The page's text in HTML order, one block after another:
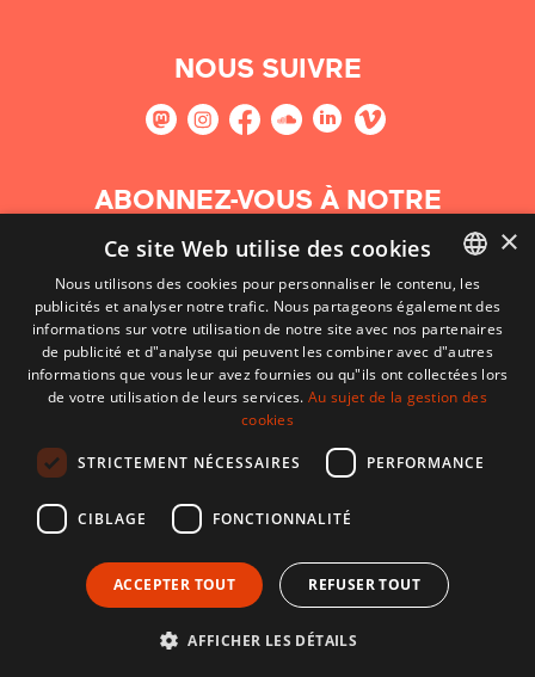
NOUS SUIVRE
ABONNEZ-VOUS À NOTRE
NEWSLETTER
S'abonner
CONDITIONS D'UTILISATION
Développé par CodeSyntax. CMS :
BASQUE
FRENCH
×
Ce site Web utilise des cookies
Nous utilisons des cookies pour personnaliser le contenu, les
publicités et analyser notre trafic. Nous partageons également des
informations sur votre utilisation de notre site avec nos partenaires
de publicité et d"analyse qui peuvent les combiner avec d"autres
informations que vous leur avez fournies ou qu"ils ont collectées lors
de votre utilisation de leurs services.Au sujet de la gestion des
cookies
STRICTEMENT NÉCESSAIRES PERFORMANCE
CIBLAGE FONCTIONNALITÉ
ACCEPTER TOUT REFUSER TOUT
AFFICHER LES DÉTAILS